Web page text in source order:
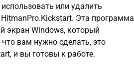
или удалить
Эта программа
экран Windows, который
вам нужно сделать, это
и вы готовы к работе.